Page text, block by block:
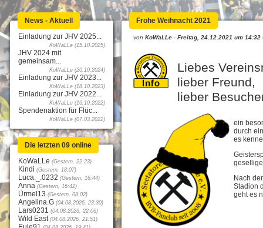
News - Aktuell
Einladung zur JHV 2025...
KoWaLLe (15.10.2025)
JHV 2024 mit
gemeinsam...
KoWaLLe (20.10.2024)
Einladung zur JHV 2023...
KoWaLLe (18.10.2023)
Einladung zur JHV 2022...
KoWaLLe (16.10.2022)
Spendenaktion für Flüc...
KoWaLLe (07.03.2022)
Die letzten 09 online
KoWaLLe (Gestern, 22:23)
Kindi (Gestern, 18:07)
Luca._.0232 (Gestern, 16:44)
Anna (Gestern, 16:42)
Ürmel13 (Gestern, 08:02)
Angelina.G (04.08.2026, 23:30)
Lars0231 (04.08.2026, 22:06)
Wild East (04.08.2026, 21:51)
Frohe Weihnacht 2021
von KoWaLLe - Freitag, 24.12.2021 um 14:32
Liebes
lieber Freund,
lieber
ein
durch
es
Nach
Stadion
geht es